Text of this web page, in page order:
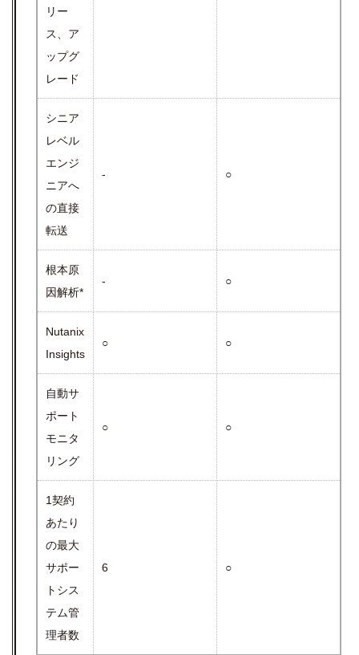
リー
ス、ア
ップグ
レード
シニア
レベル
エンジ
ニアへ
の直接
転送
- ○
根本原
因解析*
- ○
Nutanix
Insights
○ ○
自動サ
ポート
モニタ
リング
○ ○
1契約
あたり
の最大
サポー
トシス
テム管
理者数
6 ○